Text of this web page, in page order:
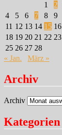
1
2
4
5 6 7 8 9
11 12 13 14 15 16
18 19 20 21 22 23
25 26 27 28
« Jan.
März »
Archiv
Archiv
Kategorien